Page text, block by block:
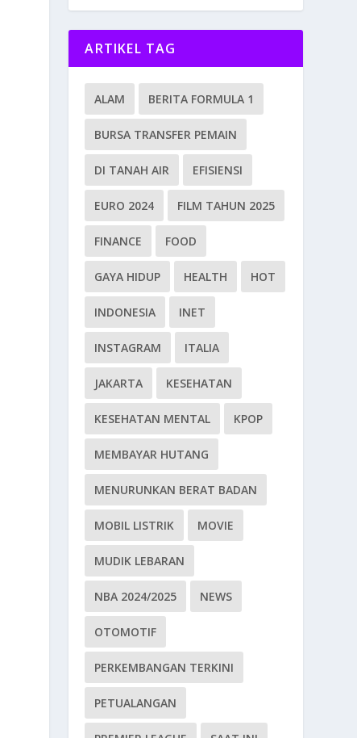
ARTIKEL TAG
ALAM BERITA FORMULA 1
BURSA TRANSFER PEMAIN
DI TANAH AIR EFISIENSI
EURO 2024 FILM TAHUN 2025
FINANCE FOOD
GAYA HIDUP HEALTH HOT
INDONESIA INET
INSTAGRAM ITALIA
JAKARTA KESEHATAN
KESEHATAN MENTAL KPOP
MEMBAYAR HUTANG
MENURUNKAN BERAT BADAN
MOBIL LISTRIK MOVIE
MUDIK LEBARAN
NBA 2024/2025 NEWS
OTOMOTIF
PERKEMBANGAN TERKINI
PETUALANGAN